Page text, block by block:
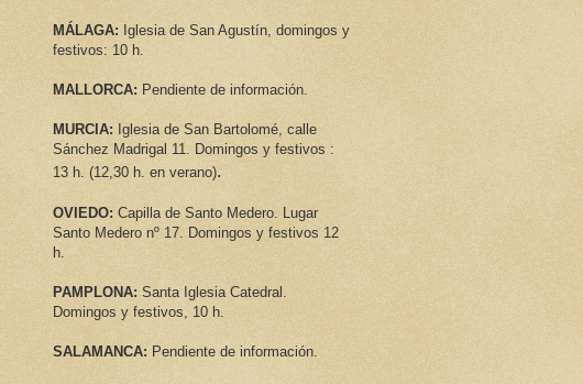
MÁLAGA: Iglesia de San Agustín, domingos y
festivos: 10 h.
MALLORCA: Pendiente de información.
MURCIA: Iglesia de San Bartolomé, calle
Sánchez Madrigal 11. Domingos y festivos :
13 h. (12,30 h. en verano).
OVIEDO: Capilla de Santo Medero. Lugar
Santo Medero nº 17. Domingos y festivos 12
h.
PAMPLONA: Santa Iglesia Catedral.
Domingos y festivos, 10 h.
SALAMANCA: Pendiente de información.